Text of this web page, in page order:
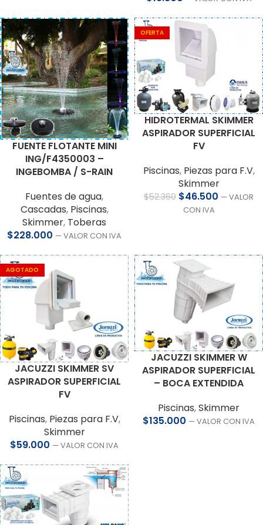
FUENTE FLOTANTE MINI
ING/F4350003 –
INGEBOMBA / S-RAIN
Fuentes de agua,
Cascadas, Piscinas,
Skimmer, Toberas
$228.000 — VALOR CON IVA
OFERTA
HIDROTERMAL SKIMMER
ASPIRADOR SUPERFICIAL
FV
Piscinas, Piezas para F.V,
Skimmer
$52.360 $46.500 — VALOR
CON IVA
AGOTADO
JACUZZI SKIMMER SV
ASPIRADOR SUPERFICIAL
FV
Piscinas, Piezas para F.V,
Skimmer
$59.000 — VALOR CON IVA
JACUZZI SKIMMER W
ASPIRADOR SUPERFICIAL
– BOCA EXTENDIDA
Piscinas,Skimmer
$135.000 — VALOR CON IVA